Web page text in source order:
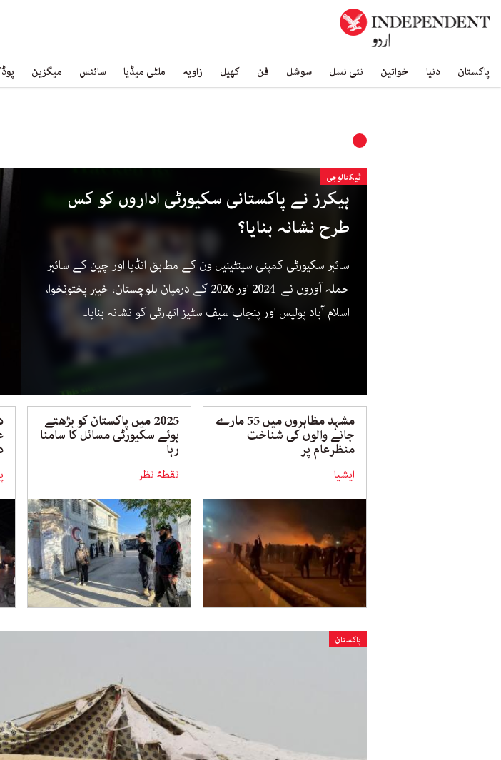
پاکستان دنیا خواتین نئی نسل سوشل فن کھیل زاویہ ملٹی میڈیا سائنس میگزین
ٹیکنالوجی
ہیکرز نے پاکستانی سکیورٹی اداروں کو کس
طرح نشانہ بنایا؟
سائبر سکیورٹی کمپنی سینٹینیل ون کے مطابق انڈیا اور چین کے سائبر
حملہ آوروں نے 2024 اور 2026 کے درمیان بلوچستان، خیبر پختونخوا،
اسلام آباد پولیس اور پنجاب سیف سٹیز اتھارٹی کو نشانہ بنایا۔
مشہد مظاہروں میں 55 مارے
جانے والوں کی شناخت
منظرعام پر
ایشیا
2025 میں پاکستان کو بڑھتے
ہوئے سکیورٹی مسائل کا سامنا
رہا
نقطۂ نظر
پاکستان